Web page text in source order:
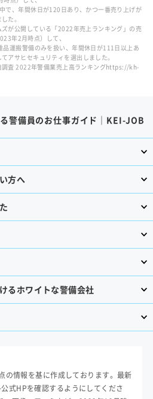
で、年間休日が120日あり、かつ一番売り上げが
た。
が公開している「2022年売上ランキング」の売
年2月時点）して、
運搬警備のみを扱い、年間休日が111日以上あ
アサヒセキュリティを選出しました。
調査 2022年警備業売上高ランキングhttps://kh-
警備員のお仕事ガイド｜KEI-JOB
方へ
るホワイトな警備会社
の情報を基に作成しております。最新
式HPを確認するようにしてくださ